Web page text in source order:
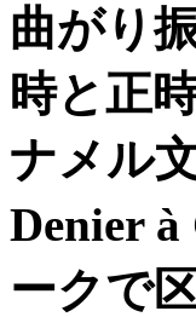
曲がり
時と正
ナメル
Denier à
ークで